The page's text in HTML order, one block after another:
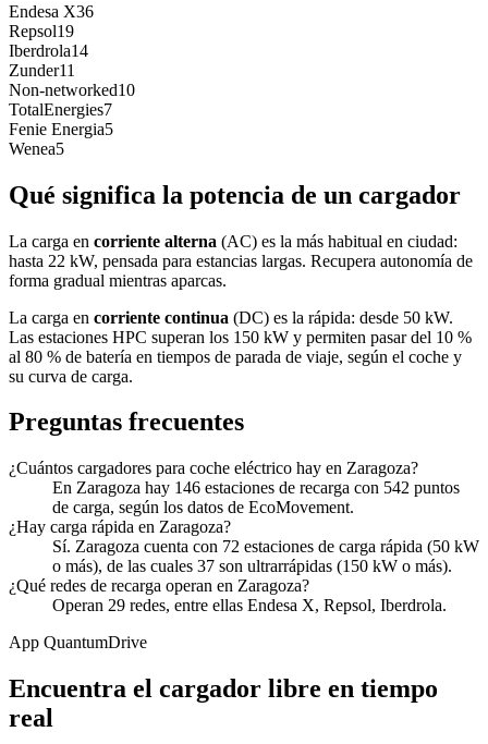
Endesa X36
Repsol19
Iberdrola14
Zunder11
Non-networked10
TotalEnergies7
Fenie Energia5
Wenea5
Qué significa la potencia de un cargador
La carga en corriente alterna (AC) es la más habitual en ciudad:
hasta 22 kW, pensada para estancias largas. Recupera autonomía de
forma gradual mientras aparcas.
La carga en corriente continua (DC) es la rápida: desde 50 kW.
Las estaciones HPC superan los 150 kW y permiten pasar del 10 %
al 80 % de batería en tiempos de parada de viaje, según el coche y
su curva de carga.
Preguntas frecuentes
¿Cuántos cargadores para coche eléctrico hay en Zaragoza?
En Zaragoza hay 146 estaciones de recarga con 542 puntos
de carga, según los datos de EcoMovement.
¿Hay carga rápida en Zaragoza?
Sí. Zaragoza cuenta con 72 estaciones de carga rápida (50 kW
o más), de las cuales 37 son ultrarrápidas (150 kW o más).
¿Qué redes de recarga operan en Zaragoza?
Operan 29 redes, entre ellas Endesa X, Repsol, Iberdrola.
App QuantumDrive
Encuentra el cargador libre en tiempo
real